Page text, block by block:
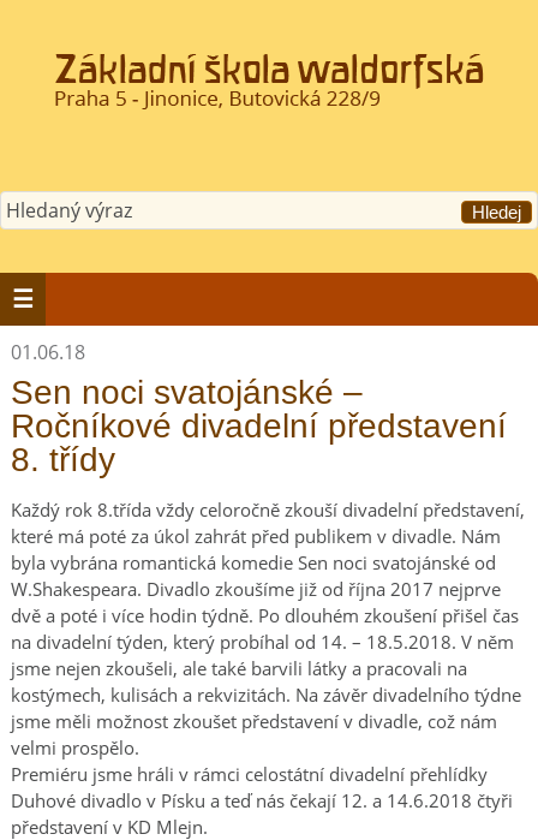
01.06.18
Sen noci svatojánské –
Ročníkové divadelní představení
8. třídy
Každý rok 8.třída vždy celoročně zkouší divadelní představení,
které má poté za úkol zahrát před publikem v divadle. Nám
byla vybrána romantická komedie Sen noci svatojánské od
W.Shakespeara. Divadlo zkoušíme již od října 2017 nejprve
dvě a poté i více hodin týdně. Po dlouhém zkoušení přišel čas
na divadelní týden, který probíhal od 14. – 18.5.2018. V něm
jsme nejen zkoušeli, ale také barvili látky a pracovali na
kostýmech, kulisách a rekvizitách. Na závěr divadelního týdne
jsme měli možnost zkoušet představení v divadle, což nám
velmi prospělo.
Premiéru jsme hráli v rámci celostátní divadelní přehlídky
Duhové divadlo v Písku a teď nás čekají 12. a 14.6.2018 čtyři
představení v KD Mlejn.